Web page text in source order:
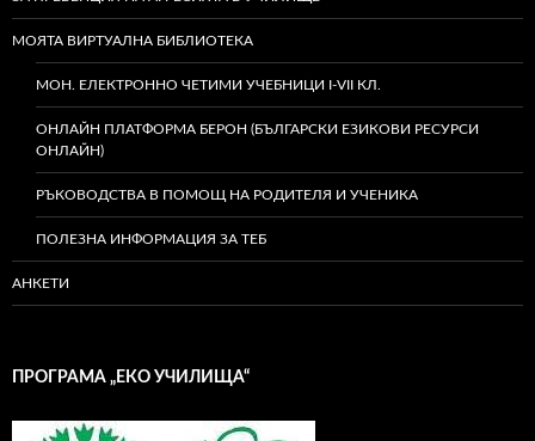
МОЯТА ВИРТУАЛНА БИБЛИОТЕКА
МОН. ЕЛЕКТРОННО ЧЕТИМИ УЧЕБНИЦИ I-VII КЛ.
ОНЛАЙН ПЛАТФОРМА БЕРОН (БЪЛГАРСКИ ЕЗИКОВИ РЕСУРСИ
ОНЛАЙН)
РЪКОВОДСТВА В ПОМОЩ НА РОДИТЕЛЯ И УЧЕНИКА
ПОЛЕЗНА ИНФОРМАЦИЯ ЗА ТЕБ
АНКЕТИ
ПРОГРАМА „ЕКО УЧИЛИЩА“